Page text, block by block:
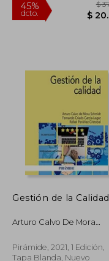
$ 66.33 dcto.
Gestión de la Calidad
Arturo Calvo De Mora
Garc&Iacute;A-Legaz;
Rafael
Pirámide, 2021, 1 Edición,
Tapa Blanda, Nuevo